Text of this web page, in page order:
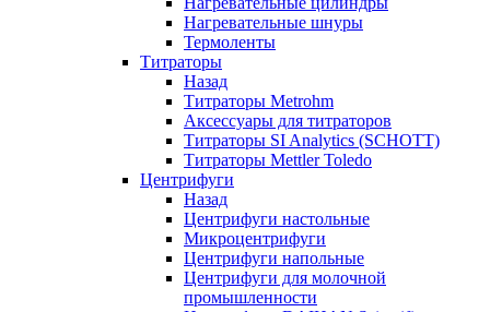
Нагревательные шнуры
Термоленты
Титраторы
Назад
Титраторы Metrohm
Аксессуары для титраторов
Титраторы SI Analytics (SCHOTT)
Титраторы Mettler Toledo
Центрифуги
Назад
Центрифуги настольные
Микроцентрифуги
Центрифуги напольные
Центрифуги для молочной
промышленности